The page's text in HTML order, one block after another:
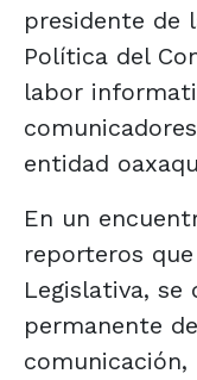
presidente de
Política del
labor
entidad
En un
reporteros
Legislativa, se
permanente